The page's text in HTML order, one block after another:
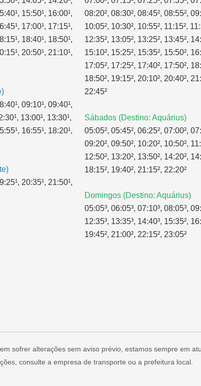
15:50¹, 16:00¹,
17:00¹, 17:15¹,
18:40¹, 18:50¹,
20:50¹, 21:10¹,
09:10¹, 09:40¹,
13:00¹, 13:30¹,
16:55¹, 18:20¹,
20:35¹, 21:50¹,
08:20², 08:30², 08:45², 08:55²,
10:05², 10:30², 10:55², 11:15²,
12:35², 13:05², 13:25², 13:45²,
15:10², 15:25², 15:35², 15:50²,
17:05², 17:25², 17:40², 17:50²,
18:50², 19:15², 20:10², 20:40²,
22:45²
Sábados (Destino: Aquárius)
05:05², 05:45², 06:25², 07:00²,
09:20², 09:50², 10:20², 10:50²,
12:50², 13:20², 13:50², 14:20²,
18:15², 19:40², 21:15², 22:20²
Domingos (Destino: Aquárius)
05:05³, 06:05³, 07:10³, 08:05³,
12:35³, 13:35³, 14:40³, 15:35²,
19:45², 21:00², 22:15², 23:05²
sofrer alterações sem aviso prévio, estamos sempre em
consulte a empresa de transporte ou a prefeitura local.